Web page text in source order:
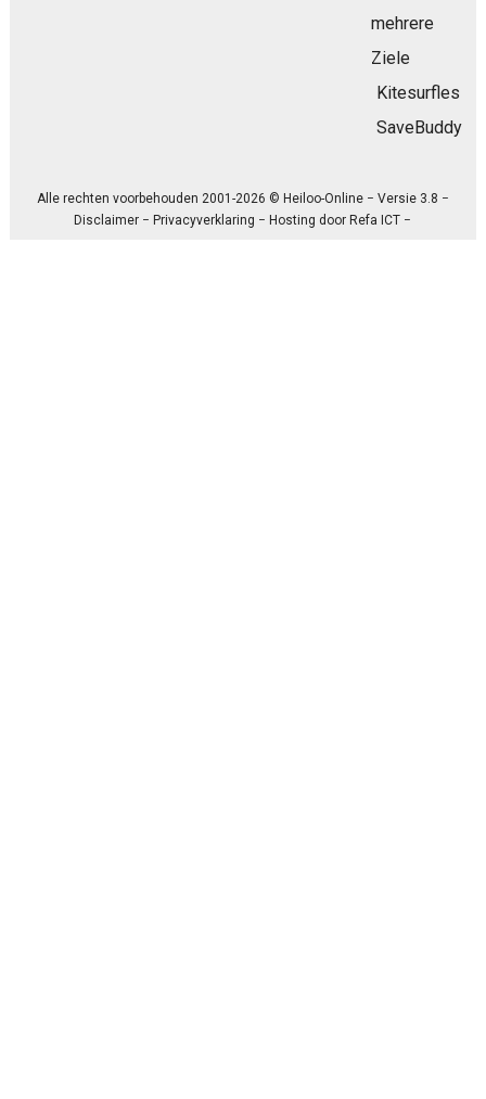
mehrere
Ziele
Kitesurfles
SaveBuddy
Alle rechten voorbehouden 2001-2026 © Heiloo-Online − Versie 3.8 −
Disclaimer −Privacyverklaring − Hosting doorRefa ICT −